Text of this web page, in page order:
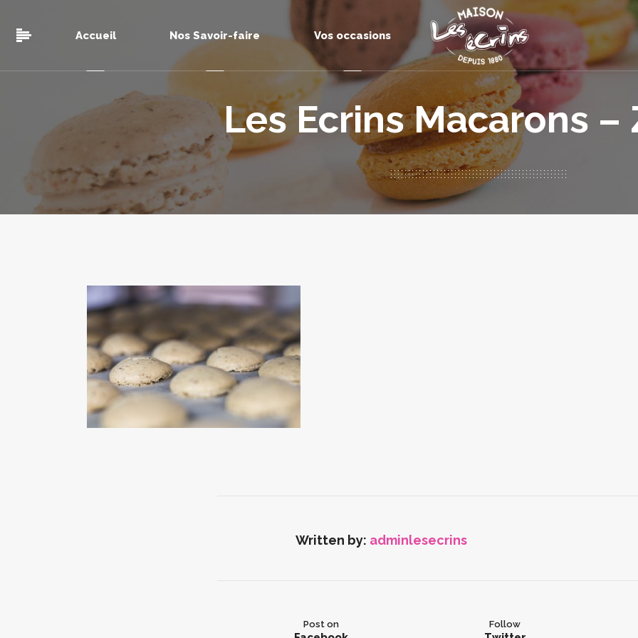
Accueil Nos Savoir-faire Vos occasions
Les Ecrins Macarons –
Written by: adminlesecrins
Post on Follow